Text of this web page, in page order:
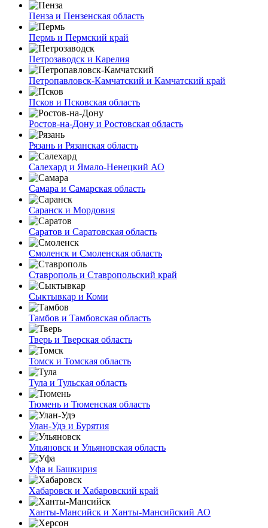
Пенза и Пензенская область
Пермь и Пермский край
Петрозаводск и Карелия
Петропавловск-Камчатский и Камчатский край
Псков и Псковская область
Ростов-на-Дону и Ростовская область
Рязань и Рязанская область
Салехард и Ямало-Ненецкий АО
Самара и Самарская область
Саранск и Мордовия
Саратов и Саратовская область
Смоленск и Смоленская область
Ставрополь и Ставропольский край
Сыктывкар и Коми
Тамбов и Тамбовская область
Тверь и Тверская область
Томск и Томская область
Тула и Тульская область
Тюмень и Тюменская область
Улан-Удэ и Бурятия
Ульяновск и Ульяновская область
Уфа и Башкирия
Хабаровск и Хабаровский край
Ханты-Мансийск и Ханты-Мансийский АО